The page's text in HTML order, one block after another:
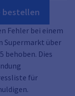
bestellen
Fehler bei einem
Supermarkt über
behoben. Dies
für